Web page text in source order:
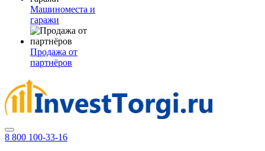
Машиноместа и
гаражи
Продажа от
партнёров
8 800 100-33-16